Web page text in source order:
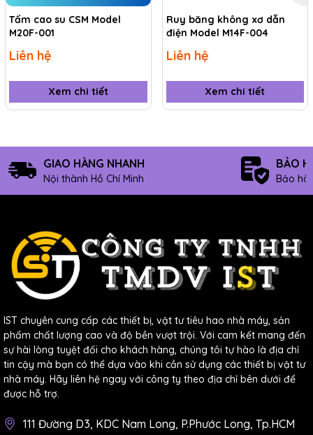
UY TÍNH CHÍNH HÃNG TẠI ĐÂY
Anh/chị vui lòng liên hệ với cửa hàng chuyên vật tư của
hỗ trợ quý anh/chị.
CÔNG TY TNHH THƯƠNG MẠI DỊCH VỤ IST
95 Đường 10, P.Phước Bình, Tp.Thủ Đức, Tp.HCM
Hotline: 0903.673.194
Email: sale@ist.com.vn
Tấm cao su CSM Model
M20F-001
Liên hệ
Xem chi tiết
Ruy băng không xơ dẫn
điện Model M14F-004
Liên hệ
Xem chi tiết
GIAO HÀNG NHANH
Nội thành Hồ Chí Minh
BẢO
Bảo
IST chuyên cung cấp các thiết bị, vật tư tiêu hao nhà máy, sản
phẩm chất lượng cao và độ bền vượt trội. Với cam kết mang đến
sự hài lòng tuyệt đối cho khách hàng, chúng tôi tự hào là địa chỉ
tin cậy mà bạn có thể dựa vào khi cần sử dụng các thiết bị vật tư
nhà máy. Hãy liên hệ ngay với công ty theo địa chỉ bên dưới để
được hỗ trợ.
111 Đường D3, KDC Nam Long, P.Phước Long, Tp.HCM